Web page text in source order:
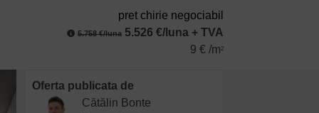
pret chirie negociabil
5.758 €/luna5.526 €/luna + TVA
9 € /m2
Oferta publicata de
Cătălin Bonte